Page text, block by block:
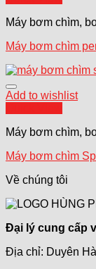
Máy bơm chìm,
Máy bơm chìm
Add to wishlist
Máy bơm chìm,
Máy bơm chìm
Về chúng tôi
Đại lý cung cấp
Địa chỉ: Duyên